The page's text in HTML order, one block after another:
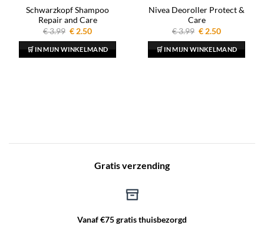
Schwarzkopf Shampoo
Repair and Care
€3.99 Oorspronkelijke
was:
€ 3.99.
€ 2.50Huidige
is:
€ 2.50.
🛒 IN MIJN WINKELMAND
Nivea Deoroller Protect &
Care
€3.99 Oorspronkelijke
was:
€ 3.99.
€ 2.50Huidige
is:
€ 2.50.
🛒 IN MIJN WINKELMAND
Gratis verzending
Vanaf €75 gratis thuisbezorgd